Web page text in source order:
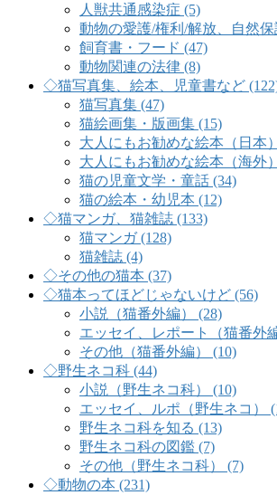
人獣共通感染症 (5)
動物の愛護/権利/解放、自然保
飼育書・フード (47)
動物関連の法律 (8)
◇猫写真集、絵本、児童書など
猫写真集 (47)
猫絵画集・版画集 (15)
大人にもお勧めな絵本（日本
大人にもお勧めな絵本（海外
猫の児童文学・童話 (34)
猫の絵本・幼児本 (12)
◇猫マンガ、猫雑誌 (133)
猫マンガ (128)
猫雑誌 (4)
◇その他の猫本 (37)
◇猫本ってほどじゃないけど (56)
小説（猫番外編） (28)
エッセイ、レポート（猫番外
その他（猫番外編） (10)
◇野生ネコ科 (44)
小説（野生ネコ科） (10)
エッセイ、ルポ（野生ネコ）
野生ネコ科を知る (13)
野生ネコ科の図鑑 (7)
その他（野生ネコ科） (7)
◇動物の本 (231)